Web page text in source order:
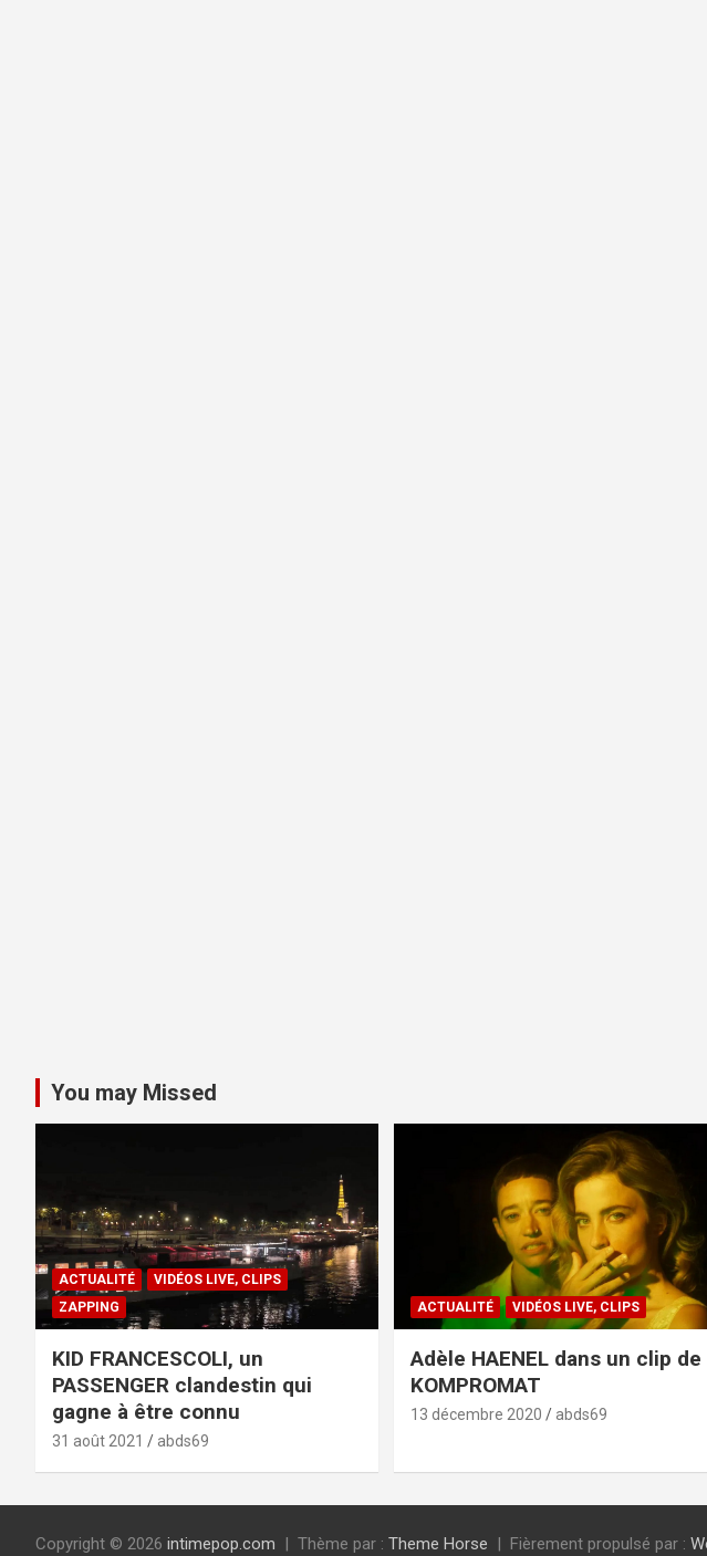
You may Missed
ACTUALITÉ
VIDÉOS LIVE, CLIPS
ZAPPING
KID FRANCESCOLI, un
PASSENGER clandestin qui
gagne à être connu
31 août 2021 abds69
ACTUALITÉ VIDÉOS LIVE, CLIPS
Adèle HAENEL dans un clip de
KOMPROMAT
13 décembre 2020 abds69
Copyright © 2026 intimepop.com Thème par : Theme Horse Fièrement propulsé par :